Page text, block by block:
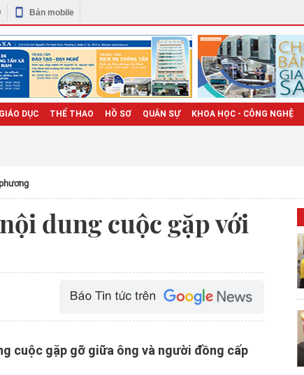
Bản mobile
GIÁO DỤC THỂ THAO HỒ SƠ QUÂN SỰ KHOA HỌC - CÔNG NGHỆ
dung cuộc gặp với
cuộc gặp gỡ giữa ông và người đồng cấp